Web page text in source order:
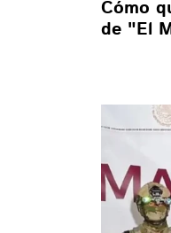
Cómo
de "El